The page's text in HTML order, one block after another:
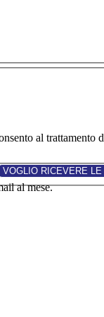
al trattamento
al mese.